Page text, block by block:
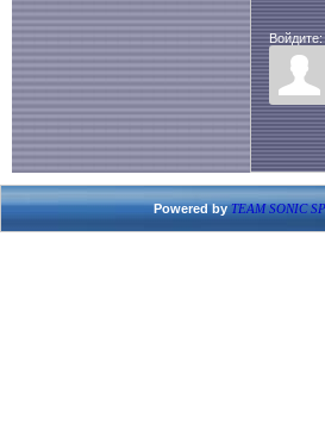
Войдите:
Powered byTEAM SONIC